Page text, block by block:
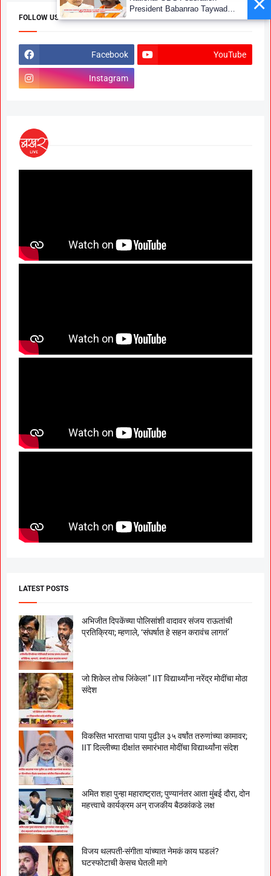
FOLLOW US
Facebook YouTube
Instagram
LATEST POSTS
अभिजीत दिपकेंच्या पोलिसांशी वादावर संजय राऊतांची
प्रतिक्रिया; म्हणाले, ‘संघर्षात हे सहन करावंच लागतं’
जो शिकेल तोच जिंकेल!” IIT विद्यार्थ्यांना नरेंद्र मोदींचा मोठा
संदेश
विकसित भारताचा पाया पुढील ३५ वर्षांत तरुणांच्या कामावर;
IIT दिल्लीच्या दीक्षांत समारंभात मोदींचा विद्यार्थ्यांना संदेश
अमित शहा पुन्हा महाराष्ट्रात; पुण्यानंतर आता मुंबई दौरा, दोन
महत्त्वाचे कार्यक्रम अन् राजकीय बैठकांकडे लक्ष
विजय थलपती-संगीता यांच्यात नेमकं काय घडलं?
घटस्फोटाची केसच घेतली मागे
President Babanrao Taywade
Claims Only 27 Kunbi
GR; Alarming News for Mano